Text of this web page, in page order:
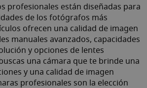
profesionales están diseñadas para
de los fotógrafos más
ofrecen una calidad de imagen
manuales avanzados, capacidades
y opciones de lentes
una cámara que te brinde una
y una calidad de imagen
profesionales son la elección